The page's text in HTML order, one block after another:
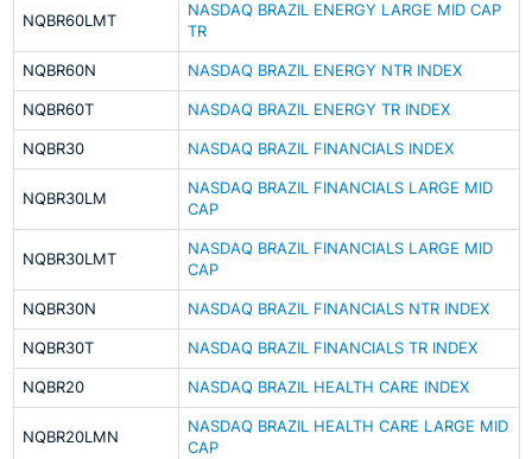
NQBR60LMT
NASDAQ BRAZIL ENERGY LARGE MID CAP
TR
NQBR60N NASDAQ BRAZIL ENERGY NTR INDEX
NQBR60T NASDAQ BRAZIL ENERGY TR INDEX
NQBR30 NASDAQ BRAZIL FINANCIALS INDEX
NQBR30LM
NASDAQ BRAZIL FINANCIALS LARGE MID
CAP
NQBR30LMT
NASDAQ BRAZIL FINANCIALS LARGE MID
CAP
NQBR30N NASDAQ BRAZIL FINANCIALS NTR INDEX
NQBR30T NASDAQ BRAZIL FINANCIALS TR INDEX
NQBR20 NASDAQ BRAZIL HEALTH CARE INDEX
NQBR20LMN
NASDAQ BRAZIL HEALTH CARE LARGE MID
CAP